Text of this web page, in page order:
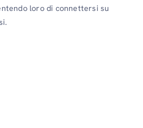
loro di connettersi su